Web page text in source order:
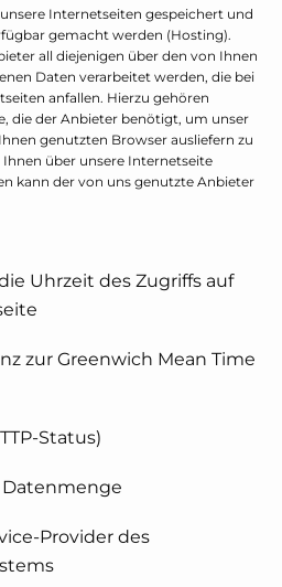
Internetseiten gespeichert und
gemacht werden (Hosting).
all diejenigen über den von Ihnen
Daten verarbeitet werden, die bei
anfallen. Hierzu gehören
die der Anbieter benötigt, um unser
genutzten Browser ausliefern zu
über unsere Internetseite
kann der von uns genutzte Anbieter
Uhrzeit des Zugriffs auf
zur Greenwich Mean Time
Status)
Provider des